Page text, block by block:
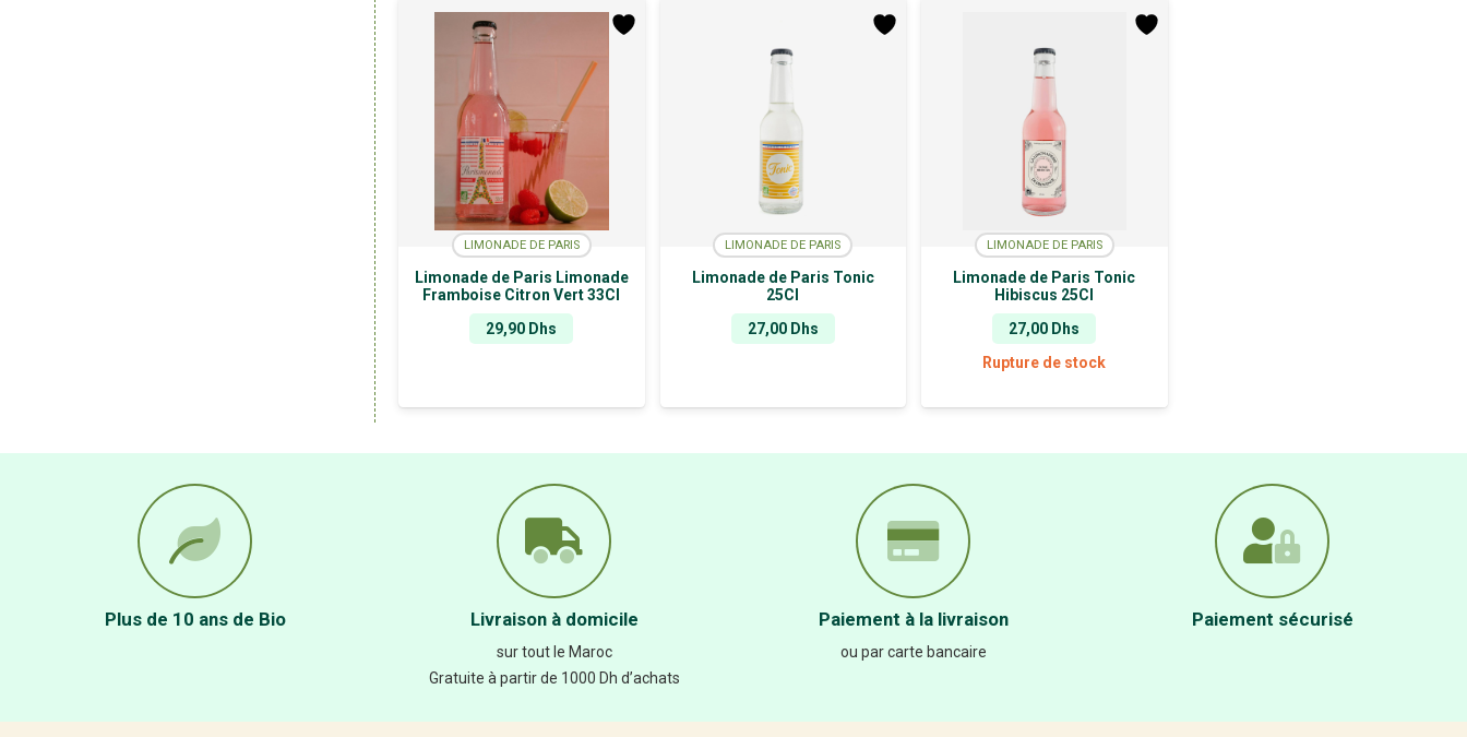
LIMONADE DE PARIS
Limonade de Paris Limonade
Framboise Citron Vert 33Cl
29,90 Dhs
LIMONADE DE PARIS
Limonade de Paris Tonic
25Cl
27,00 Dhs
LIMONADE DE PARIS
Limonade de Paris Tonic
Hibiscus 25Cl
27,00 Dhs
Rupture de stock
Plus de 10 ans de Bio Livraison à domicile
sur tout le Maroc
Gratuite à partir de 1000 Dh d’achats
Paiement à la livraison
ou par carte bancaire
Paiement sécurisé